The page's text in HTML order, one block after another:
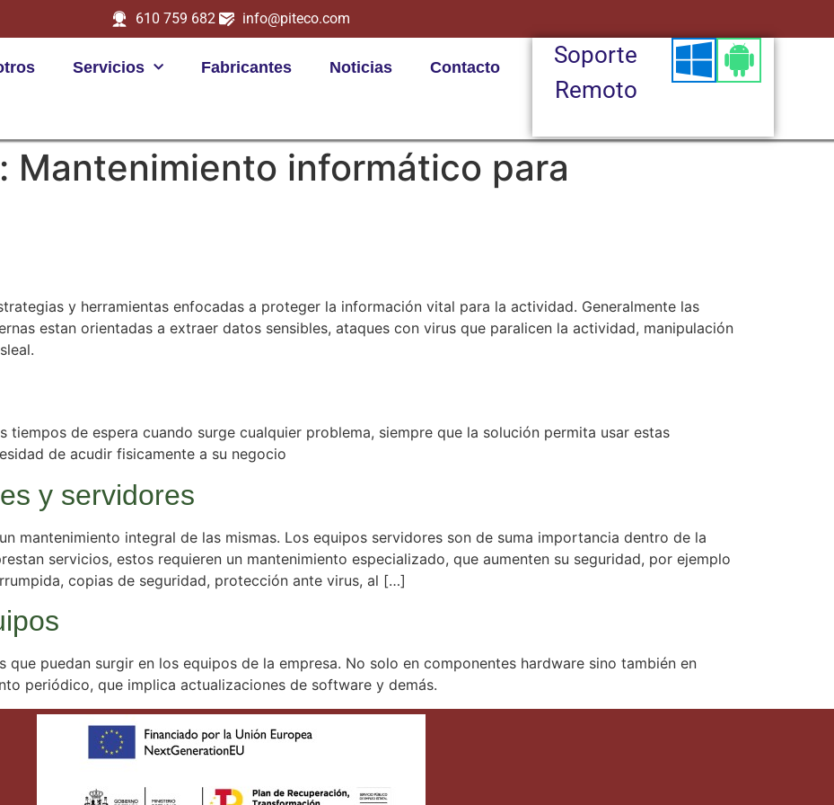
610 759 682 info@piteco.com
Servicios Fabricantes Noticias Contacto
Soporte
Remoto
Mantenimiento informático para
y herramientas enfocadas a proteger la información vital para la actividad. Generalmente las
estan orientadas a extraer datos sensibles, ataques con virus que paralicen la actividad, manipulación
tiempos de espera cuando surge cualquier problema, siempre que la solución permita usar estas
de acudir fisicamente a su negocio
y servidores
mantenimiento integral de las mismas. Los equipos servidores son de suma importancia dentro de la
servicios, estos requieren un mantenimiento especializado, que aumenten su seguridad, por ejemplo
copias de seguridad, protección ante virus, al […]
puedan surgir en los equipos de la empresa. No solo en componentes hardware sino también en
periódico, que implica actualizaciones de software y demás.